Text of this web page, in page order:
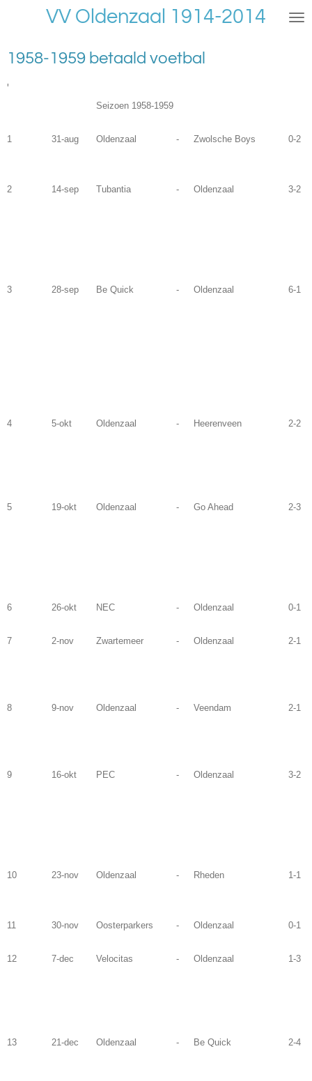
de
hoofdinhoud
VV Oldenzaal 1914-2014
1958-1959 betaald voetbal
'
Seizoen 1958-1959
1 31-aug Oldenzaal - Zwolsche Boys 0-2
2 14-sep Tubantia - Oldenzaal 3-2
3 28-sep Be Quick - Oldenzaal 6-1
4 5-okt Oldenzaal - Heerenveen 2-2
5 19-okt Oldenzaal - Go Ahead 2-3
6 26-okt NEC - Oldenzaal 0-1
7 2-nov Zwartemeer - Oldenzaal 2-1
8 9-nov Oldenzaal - Veendam 2-1
9 16-okt PEC - Oldenzaal 3-2
10 23-nov Oldenzaal - Rheden 1-1
11 30-nov Oosterparkers - Oldenzaal 0-1
12 7-dec Velocitas - Oldenzaal 1-3
13 21-dec Oldenzaal - Be Quick 2-4